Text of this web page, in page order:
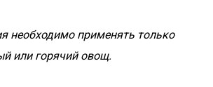
необходимо применять только
или горячий овощ.